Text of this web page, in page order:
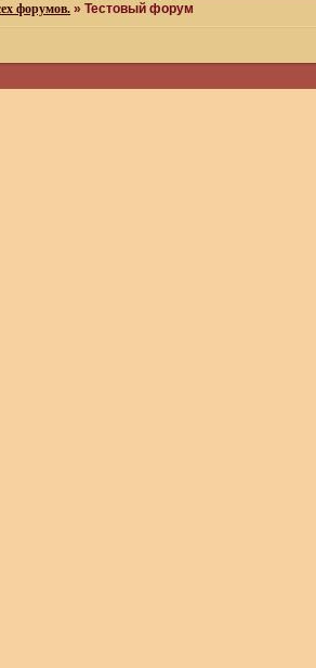
форумов. »Тестовый форум